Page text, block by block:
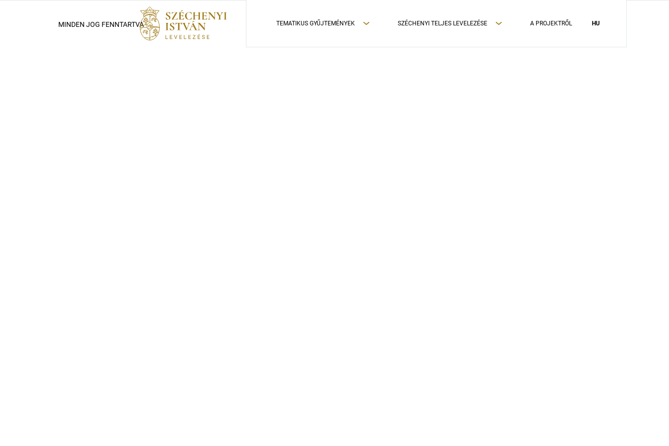
TEMATIKUS GYŰJTEMÉNYEK SZÉCHENYI TELJES LEVELEZÉSE A PROJEKTRŐL HU
MINDEN JOG FENNTARTVA ADATVÉDELMI TÁJÉKOZTATÓ